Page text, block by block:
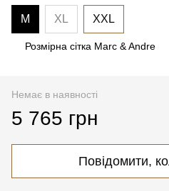
M XL XXL
Розмірна сітка Marc & Andre
Немає в наявності
5 765 грн
Повідомити,